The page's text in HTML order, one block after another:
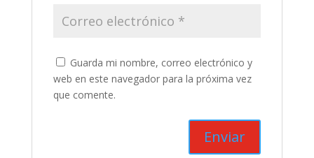
Guarda mi nombre, correo electrónico y
web en este navegador para la próxima vez
que comente.